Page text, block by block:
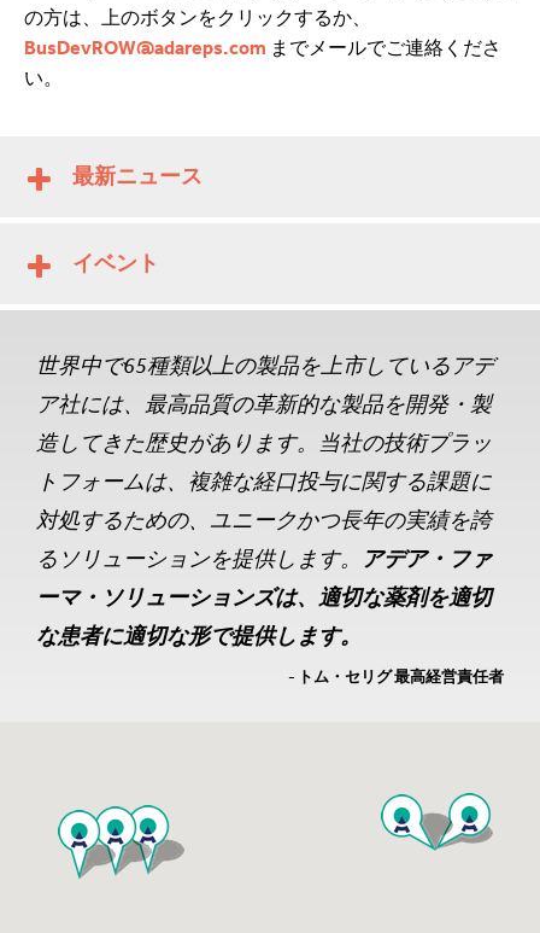
の方は、上のボタンをクリックするか、
BusDevROW@adareps.com までメールでご連絡くださ
い。
最新ニュース
イベント
世界中で65種類以上の製品を上市しているアデ
ア社には、最高品質の革新的な製品を開発・製
造してきた歴史があります。当社の技術プラッ
トフォームは、複雑な経口投与に関する課題に
対処するための、ユニークかつ長年の実績を誇
るソリューションを提供します。
アデア・ファ
ーマ・ソリューションズは、適切な薬剤を適切
な患者に適切な形で提供します。
- トム・セリグ 最高経営責任者